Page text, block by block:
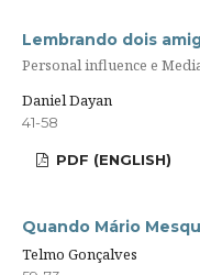
Lembrando dois
Personal influence e
Daniel Dayan
41-58
PDF (ENGLISH)
Quando Mário
Telmo Gonçalves